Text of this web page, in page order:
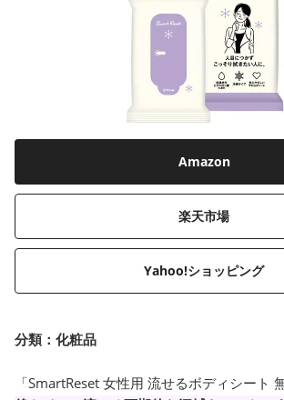
Amazon
楽天市場
Yahoo!ショッピング
分類： 化粧品
「SmartReset 女性用 流せるボディシート